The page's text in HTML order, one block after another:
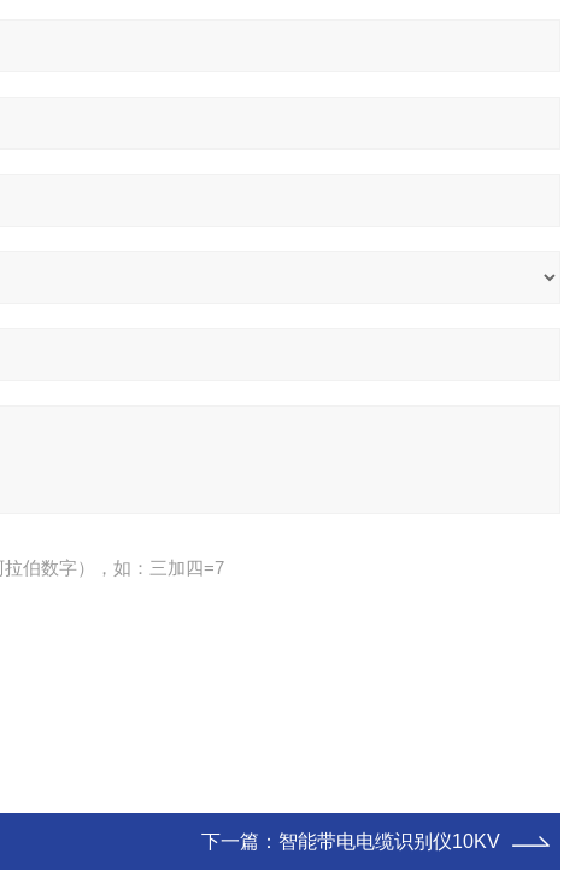
伯数字），如：三加四=7
下一篇： 智能带电电缆识别仪10KV